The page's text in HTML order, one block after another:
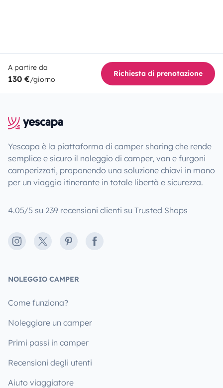
A partire da
130 €/giorno
Richiesta di prenotazione
Yescapa è la piattaforma di camper sharing che rende
semplice e sicuro il noleggio di camper, van e furgoni
camperizzati, proponendo una soluzione chiavi in mano
per un viaggio itinerante in totale libertà e sicurezza.
4.05/5 su 239 recensioni clienti su Trusted Shops
Instagram
X PinterestFacebook
NOLEGGIO CAMPER
Come funziona?
Noleggiare un camper
Primi passi in camper
Recensioni degli utenti
Aiuto viaggiatore